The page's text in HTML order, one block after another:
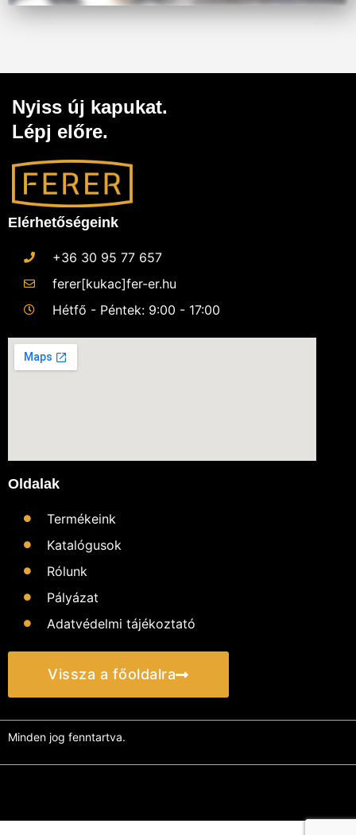
Nyiss új kapukat.
Lépj előre.
Elérhetőségeink
+36 30 95 77 657
ferer[kukac]fer-er.hu
Hétfő - Péntek: 9:00 - 17:00
Oldalak
Termékeink
Katalógusok
Rólunk
Pályázat
Adatvédelmi tájékoztató
Vissza a főoldalra
Minden jog fenntartva.